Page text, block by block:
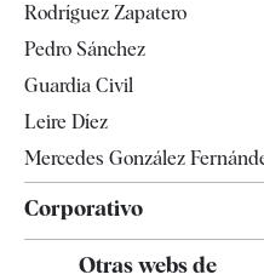
Televisión
Rodríguez Zapatero
Pedro Sánchez
Guardia Civil
Leire Díez
Mercedes González
Corporativo
Contacto
Otras webs de